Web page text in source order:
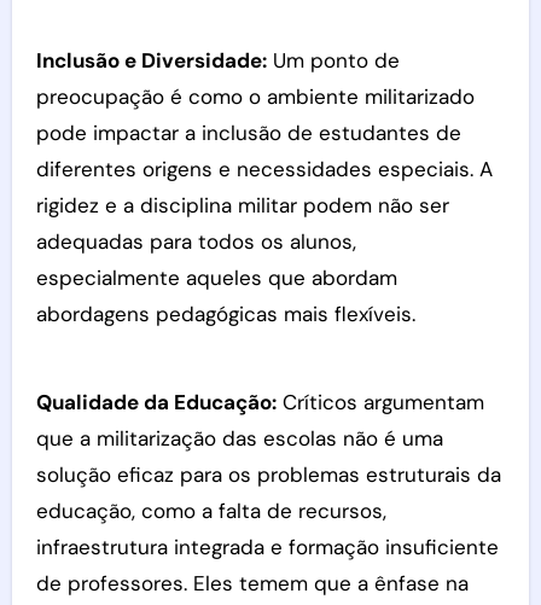
Inclusão e Diversidade:Um ponto de
preocupação é como o ambiente militarizado
pode impactar a inclusão de estudantes de
diferentes origens e necessidades especiais. A
rigidez e a disciplina militar podem não ser
adequadas para todos os alunos,
especialmente aqueles que abordam
abordagens pedagógicas mais flexíveis.
Qualidade da Educação:Críticos argumentam
que a militarização das escolas não é uma
solução eficaz para os problemas estruturais da
educação, como a falta de recursos,
infraestrutura integrada e formação insuficiente
de professores. Eles temem que a ênfase na